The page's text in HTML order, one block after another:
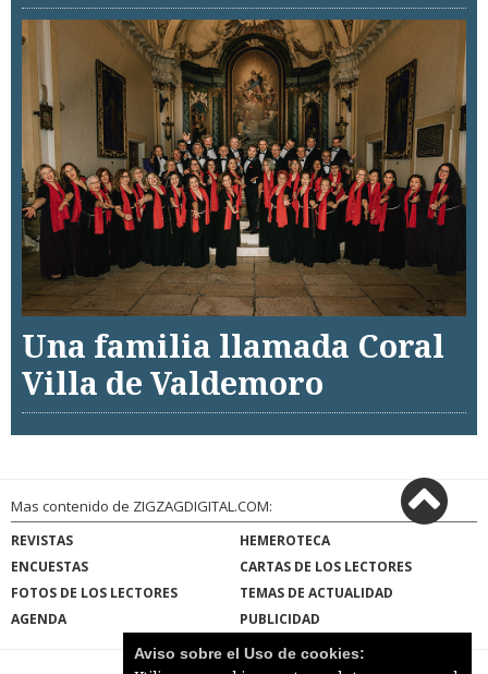
Una familia llamada Coral
Villa de Valdemoro
Mas contenido de ZIGZAGDIGITAL.COM:
REVISTAS
HEMEROTECA
ENCUESTAS
CARTAS DE LOS LECTORES
FOTOS DE LOS LECTORES
TEMAS DE ACTUALIDAD
AGENDA
PUBLICIDAD
Aviso sobre el Uso de cookies: